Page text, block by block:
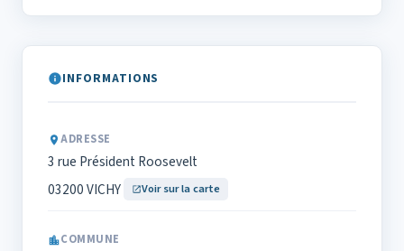
INFORMATIONS
ADRESSE
3 rue Président Roosevelt
03200 VICHY
Voir sur la carte
COMMUNE